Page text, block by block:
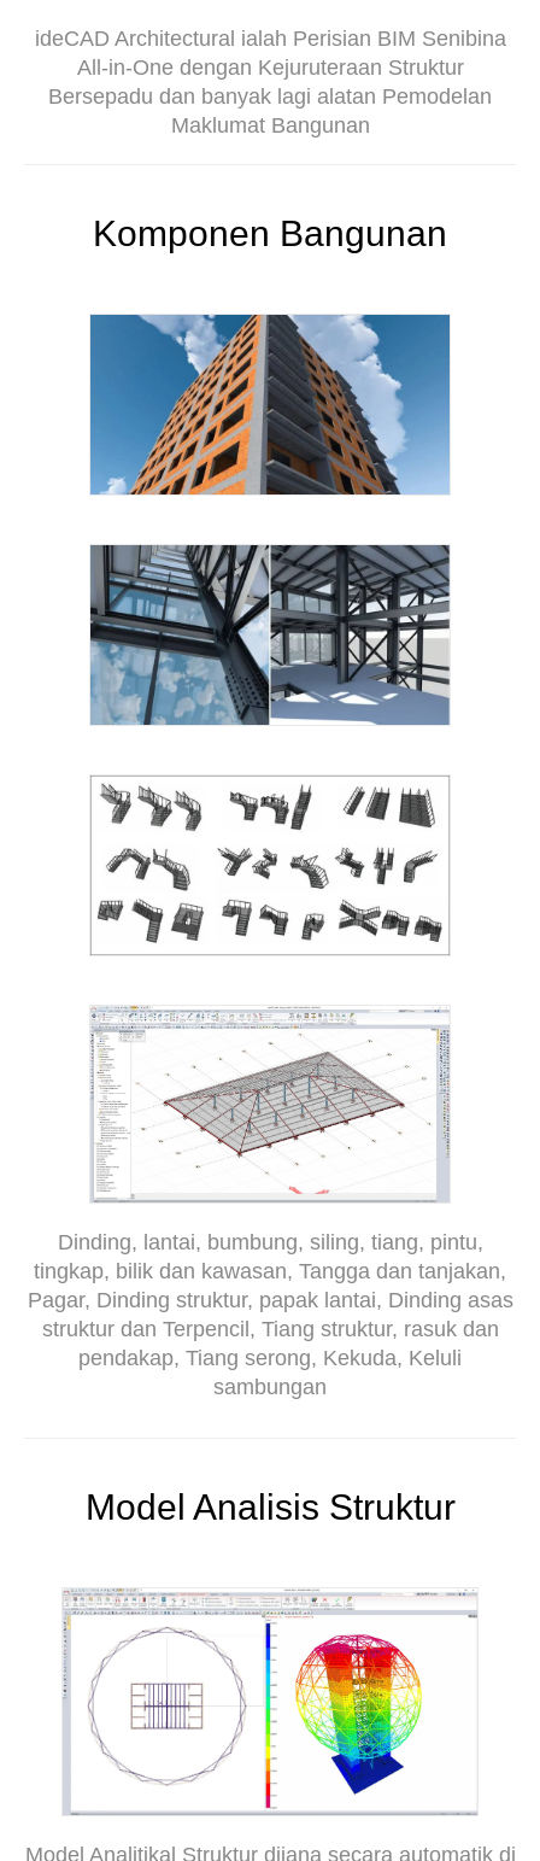
ideCAD Architectural ialah Perisian BIM Senibina
All-in-One dengan Kejuruteraan Struktur
Bersepadu dan banyak lagi alatan Pemodelan
Maklumat Bangunan
Komponen Bangunan
Dinding, lantai, bumbung, siling, tiang, pintu,
tingkap, bilik dan kawasan, Tangga dan tanjakan,
Pagar, Dinding struktur, papak lantai, Dinding asas
struktur dan Terpencil, Tiang struktur, rasuk dan
pendakap, Tiang serong, Kekuda, Keluli
sambungan
Model Analisis Struktur
Model Analitikal Struktur dijana secara automatik di